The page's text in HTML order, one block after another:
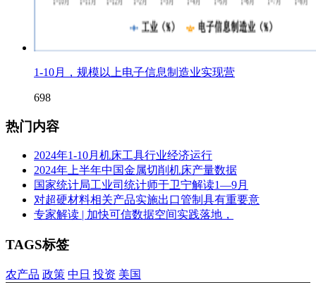
1-10月，规模以上电子信息制造业实现营
698
热门内容
2024年1-10月机床工具行业经济运行
2024年上半年中国金属切削机床产量数据
国家统计局工业司统计师于卫宁解读1—9月
对超硬材料相关产品实施出口管制具有重要意
专家解读 | 加快可信数据空间实践落地，
TAGS标签
农产品 政策 中日 投资 美国